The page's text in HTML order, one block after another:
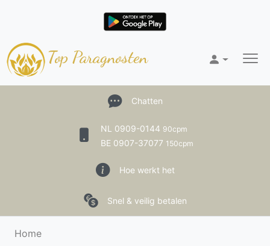
Top Paragnosten
Chatten
NL 0909-0144 90cpm
BE 0907-37077 150cpm
Hoe werkt het
Snel & veilig betalen
Home